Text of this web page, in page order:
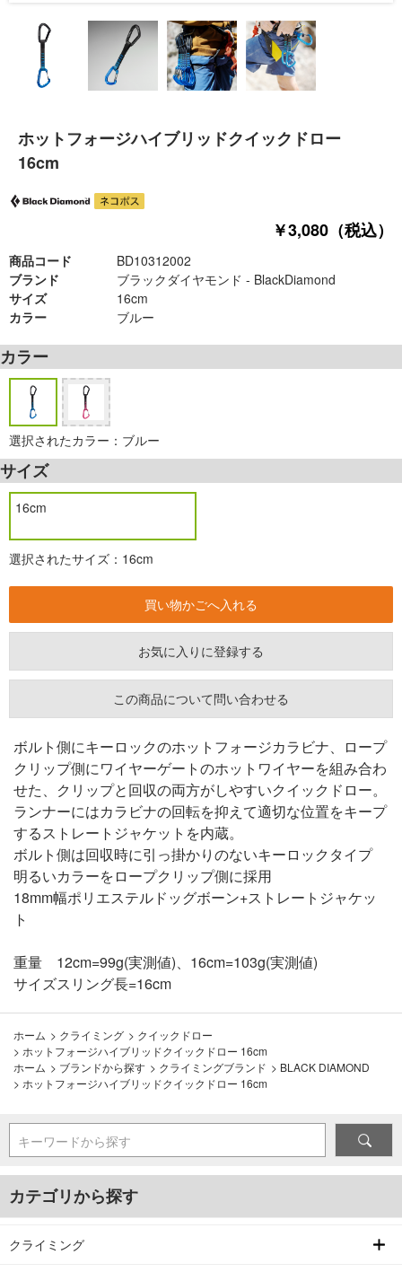
ホットフォージハイブリッドクイックドロー
16cm
￥3,080（税込）
商品コード
BD10312002
ブランド
ブラックダイヤモンド - BlackDiamond
サイズ
16cm
カラー
ブルー
カラー
選択されたカラー：ブルー
サイズ
16cm
選択されたサイズ：16cm
お気に入りに登録する
この商品について問い合わせる
ボルト側にキーロックのホットフォージカラビナ、ロープ
クリップ側にワイヤーゲートのホットワイヤーを組み合わ
せた、クリップと回収の両方がしやすいクイックドロー。
ランナーにはカラビナの回転を抑えて適切な位置をキープ
するストレートジャケットを内蔵。
ボルト側は回収時に引っ掛かりのないキーロックタイプ
明るいカラーをロープクリップ側に採用
18mm幅ポリエステルドッグボーン+ストレートジャケッ
ト
重量
12cm=99g(実測値)、16cm=103g(実測値)
サイズスリング長=16cm
ホーム > クライミング > クイックドロー
> ホットフォージハイブリッドクイックドロー 16cm
ホーム > ブランドから探す > クライミングブランド > BLACK DIAMOND
> ホットフォージハイブリッドクイックドロー 16cm
キーワードから探す
カテゴリから探す
クライミング